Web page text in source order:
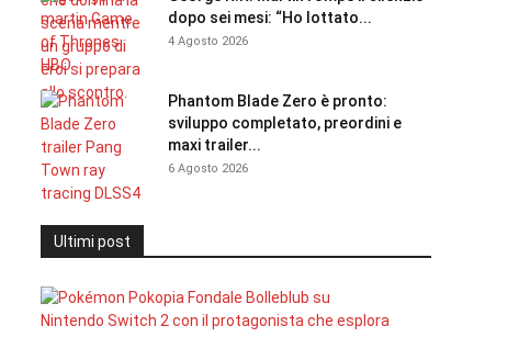
dopo sei mesi: “Ho lottato...
4 Agosto 2026
Phantom Blade Zero è pronto:
sviluppo completato, preordini e
maxi trailer...
6 Agosto 2026
Ultimi post